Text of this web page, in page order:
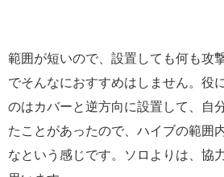
範囲が短いので、設置しても何も攻
でそんなにおすすめはしません。役
のはカバーと逆方向に設置して、自
たことがあったので、ハイブの範囲
なという感じです。ソロよりは、協